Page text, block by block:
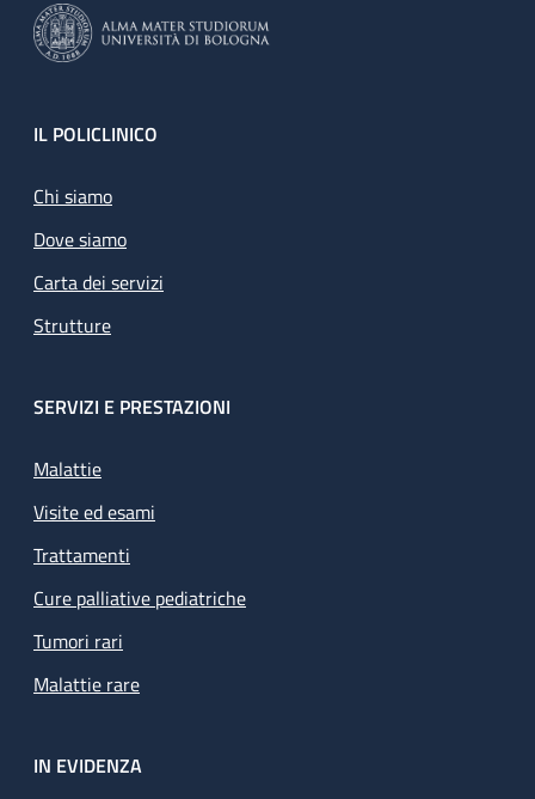
Footer
IL POLICLINICO
Chi siamo
Dove siamo
Carta dei servizi
Strutture
SERVIZI E PRESTAZIONI
Malattie
Visite ed esami
Trattamenti
Cure palliative pediatriche
Tumori rari
Malattie rare
IN EVIDENZA